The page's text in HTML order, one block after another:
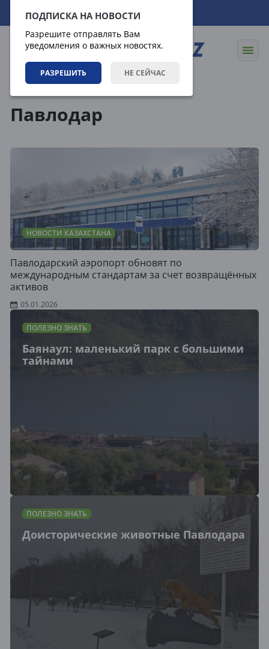
ПОДПИСКА НА НОВОСТИ
Разрешите отправлять Вам
уведомления о важных новостях.
РАЗРЕШИТЬ НЕ СЕЙЧАС
09.08.2026 04:04:20
Павлодар
НОВОСТИ КАЗАХСТАНА
Павлодарский аэропорт обновят по
международным стандартам за счет возвращённых
активов
05.01.2026
ПОЛЕЗНО ЗНАТЬ
Баянаул: маленький парк с большими
тайнами
ПОЛЕЗНО ЗНАТЬ
Доисторические животные Павлодара